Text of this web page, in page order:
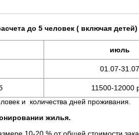
до 5 человек ( включая детей)
июль
01.07-31.07
11500-12000
и количества дней проживания.
жилья.